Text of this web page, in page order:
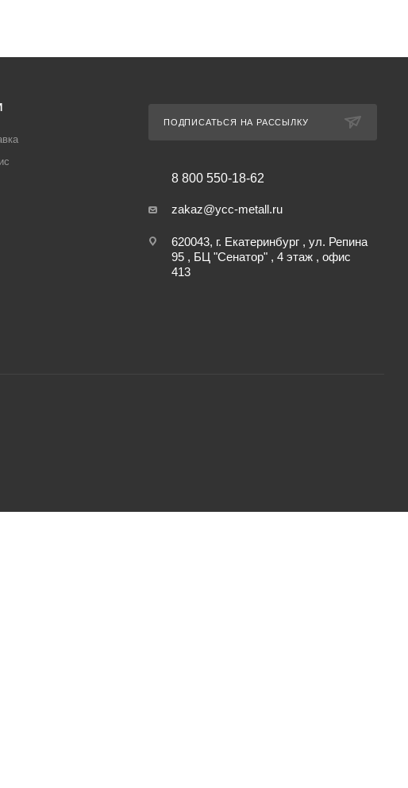
ПОДПИСАТЬСЯ НА РАССЫЛКУ
8 800 550-18-62
zakaz@ycc-metall.ru
620043, г. Екатеринбург , ул. Репина
95 , БЦ "Сенатор" , 4 этаж , офис
413